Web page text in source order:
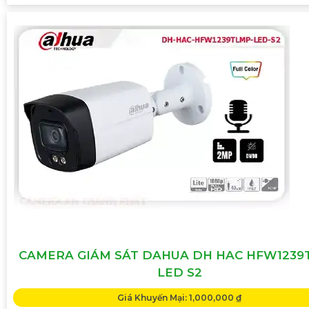
CAMERA GIÁM SÁT DAHUA DH HAC
LED S2
Giá Khuyến Mại: 1,000,000 ₫